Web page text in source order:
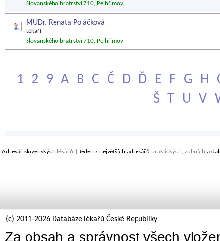
Slovanského bratrství 710, Pelhřimov
MUDr. Renata Poláčková
Lékaři
Slovanského bratrství 710, Pelhřimov
1 2 9 A B C Č D Ď E F G H
Š
T U V
Adresář slovenských lékařů | Jeden z největších adresářů praktických, zubních a
(c) 2011-2026 Databáze lékařů České Republiky
Za obsah a správnost všech